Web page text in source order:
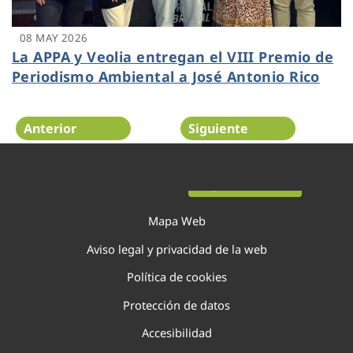
08 MAY 2026
La APPA y Veolia entregan el VIII Premio de
Periodismo Ambiental a José Antonio Rico
Anterior Siguiente
Mapa Web
Aviso legal y privacidad de la web
Política de cookies
Protección de datos
Accesibilidad